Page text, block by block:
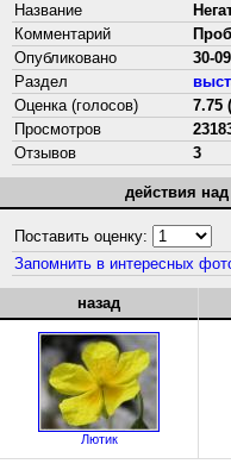
Название
Комментарий
Опубликовано
30-
Раздел
Оценка (голосов)
7.75
Просмотров
Отзывов
3
действия
Поставить оценку:
Запомнить в интересных
назад
Лютик